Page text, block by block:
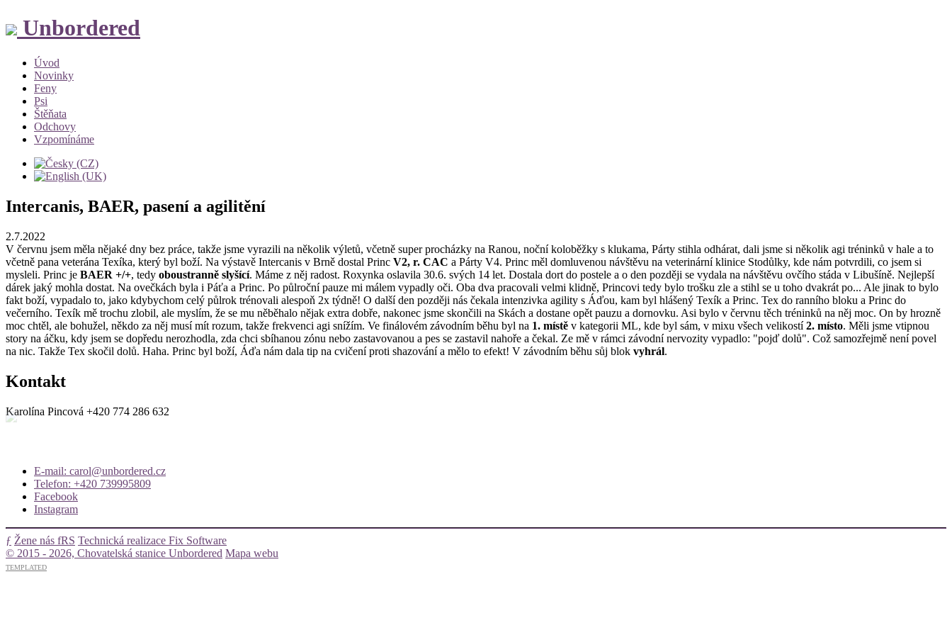
Unbordered
Úvod
Novinky
Feny
Psi
Štěňata
Odchovy
Vzpomínáme
Intercanis, BAER, pasení a agilitění
2.7.2022
V červnu jsem měla nějaké dny bez práce, takže jsme vyrazili na několik výletů, včetně super procházky na Ranou, noční koloběžky s klukama, Párty stihla odhárat, dali jsme si několik agi tréninků v hale a to
včetně pana veterána Texíka, který byl boží. Na výstavě Intercanis v Brně dostal Princ V2, r. CAC a Párty V4. Princ měl domluvenou návštěvu na veterinární klinice Stodůlky, kde nám potvrdili, co jsem si
mysleli. Princ je BAER +/+, tedy oboustranně slyšící. Máme z něj radost. Roxynka oslavila 30.6. svých 14 let. Dostala dort do postele a o den později se vydala na návštěvu ovčího stáda v Libušíně. Nejlepší
dárek jaký mohla dostat. Na ovečkách byla i Páťa a Princ. Po půlroční pauze mi málem vypadly oči. Oba dva pracovali velmi klidně, Princovi tedy bylo trošku zle a stihl se u toho dvakrát po... Ale jinak to bylo
fakt boží, vypadalo to, jako kdybychom celý půlrok trénovali alespoň 2x týdně! O další den později nás čekala intenzivka agility s Áďou, kam byl hlášený Texík a Princ. Tex do ranního bloku a Princ do
večerního. Texík mě trochu zlobil, ale myslím, že se mu něběhalo nějak extra dobře, nakonec jsme skončili na Skách a dostane opět pauzu a dornovku. Asi bylo v červnu těch tréninků na něj moc. On by hrozně
moc chtěl, ale bohužel, někdo za něj musí mít rozum, takže frekvenci agi snížím. Ve finálovém závodním běhu byl na 1. místě v kategorii ML, kde byl sám, v mixu všech velikostí2. místo. Měli jsme vtipnou
story na áčku, kdy jsem se dopředu nerozhodla, zda chci sbíhanou zónu nebo zastavovanou a pes se zastavil nahoře a čekal. Ze mě v rámci závodní nervozity vypadlo: "pojď dolů". Což samozřejmě není povel
na nic. Takže Tex skočil dolů. Haha. Princ byl boží, Áďa nám dala tip na cvičení proti shazování a mělo to efekt! V závodním běhu sůj blok vyhrál.
Kontakt
Karolína Pincová +420 774 286 632
E-mail: carol@unbordered.cz
Telefon: +420 739995809
Facebook
Instagram
ƒ Žene nás fRS Technická realizace Fix Software
© 2015 - 2026, Chovatelská stanice Unbordered Mapa webu
TEMPLATED